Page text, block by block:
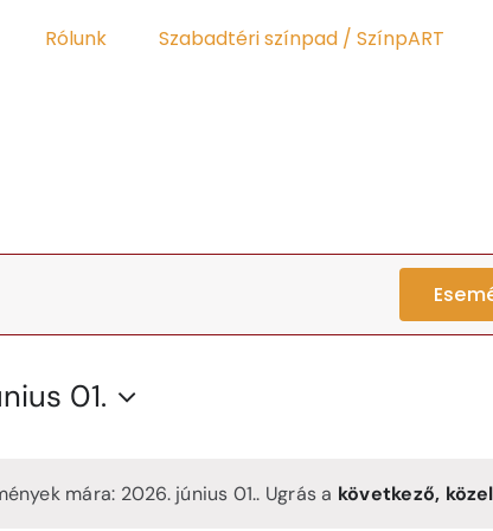
Rólunk Szabadtéri színpad / SzínpART
mára: 2026. június 01.. Ugrás a következő,
01.